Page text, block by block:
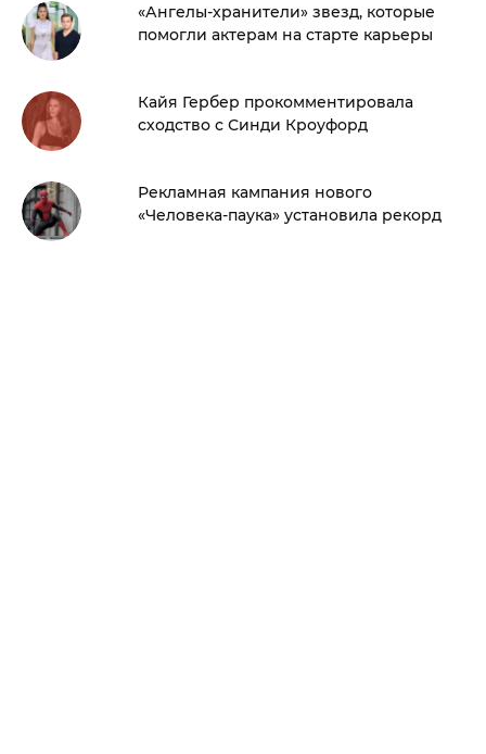
«Ангелы-хранители» звезд, которые
помогли актерам на старте карьеры
Кайя Гербер прокомментировала
сходство с Синди Кроуфорд
Рекламная кампания нового
«Человека-паука» установила рекорд